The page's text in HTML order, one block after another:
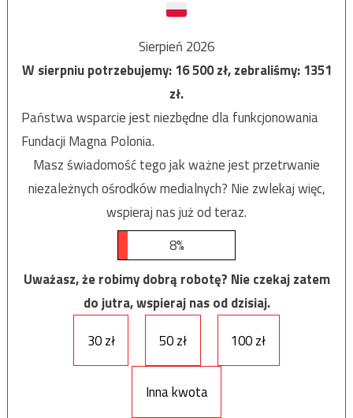
Sierpień 2026
W sierpniu potrzebujemy:16 500zł, zebraliśmy:1351
zł.
Państwa wsparcie jest niezbędne dla funkcjonowania
Fundacji Magna Polonia.
Masz świadomość tego jak ważne jest przetrwanie
niezależnych ośrodków medialnych? Nie zwlekaj więc,
wspieraj nas już od teraz.
8%
Uważasz, że robimy dobrą robotę? Nie czekaj zatem
do jutra, wspieraj nas od dzisiaj.
30 zł
50 zł 100 zł
Inna kwota